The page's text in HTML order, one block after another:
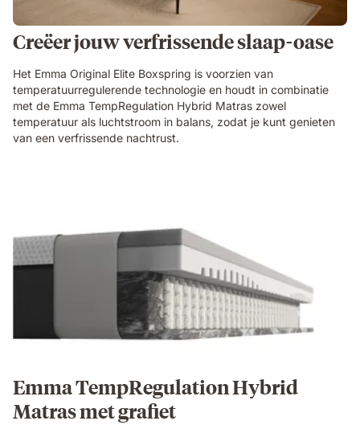
Creëer jouw verfrissende slaap-oase
Het Emma Original Elite Boxspring is voorzien van
temperatuurregulerende technologie en houdt in combinatie
met de Emma TempRegulation Hybrid Matras zowel
temperatuur als luchtstroom in balans, zodat je kunt genieten
van een verfrissende nachtrust.
Emma TempRegulation Hybrid
Matras met grafiet